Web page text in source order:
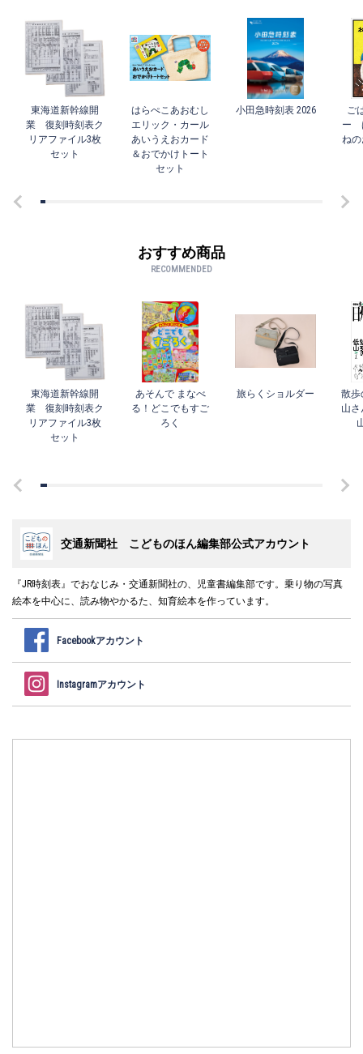
東海道新幹線開
業 復刻時刻表ク
リアファイル3枚
セット
はらぺこあおむし
エリック・カール
あいうえおカード
＆おでかけトート
セット
小田急時刻表 2026
ご
ー
ね
おすすめ商品
RECOMMENDED
東海道新幹線開
業 復刻時刻表ク
リアファイル3枚
セット
あそんで まなべ
る！どこでもすご
ろく
旅らくショルダー
散歩
山さ
交通新聞社 こどものほん編集部公式アカウント
『JR時刻表』でおなじみ・交通新聞社の、児童書編集部です。乗り物の写真
絵本を中心に、読み物やかるた、知育絵本を作っています。
Facebookアカウント
Instagramアカウント